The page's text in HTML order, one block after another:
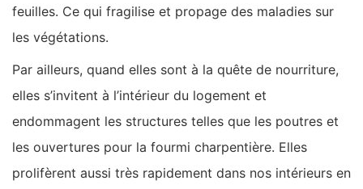
feuilles. Ce qui fragilise et propage des maladies sur
les végétations.
Par ailleurs, quand elles sont à la quête de nourriture,
elles s’invitent à l’intérieur du logement et
endommagent les structures telles que les poutres et
les ouvertures pour la fourmi charpentière. Elles
prolifèrent aussi très rapidement dans nos intérieurs en